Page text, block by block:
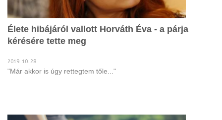
Élete hibájáról vallott Horváth Éva - a párja
kérésére tette meg
2019. 10. 28
"Már akkor is úgy rettegtem tőle..."